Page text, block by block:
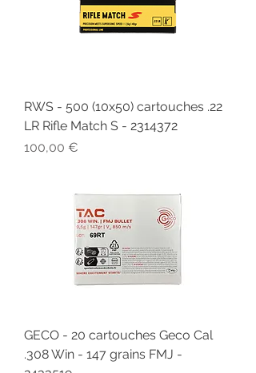
RWS - 500 (10x50) cartouches .22
LR Rifle Match S - 2314372
Prix
100,00 €
GECO - 20 cartouches Geco Cal
.308 Win - 147 grains FMJ -